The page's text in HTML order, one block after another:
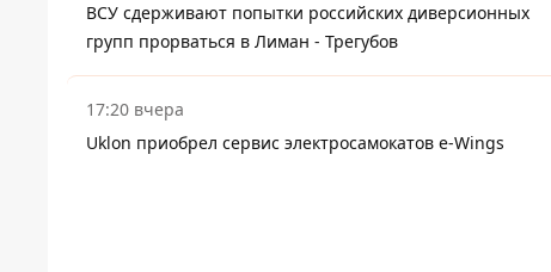
ВСУ сдерживают попытки российских диверсионных
групп прорваться в Лиман - Трегубов
17:20 вчера
Uklon приобрел сервис электросамокатов e-Wings